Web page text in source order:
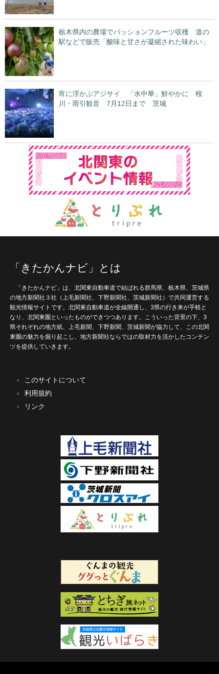
栃木県内の農場でパッションフルーツ収穫 道の
駅などで販売「酸味と甘さが凝縮された味わい」
宵に浮かぶアジサイ 「水中華」鮮やかに 桜
川・雨引観音 7月12日まで 茨城
「きたかんナビ」とは
「きたかんナビ」は、北関東自動車道で結ばれる群馬県、栃木県、茨城県
の地方新聞社３社（上毛新聞社、下野新聞社、茨城新聞社）で共同運営する
観光情報サイトです。北関東自動車道が全線開通し、3県の行き来が手軽と
なり、北関東圏といったものができつつあります。こういった背景の下、3
県それぞれの地方紙、上毛新聞、下野新聞、茨城新聞が協力して、この北関
東圏の魅力を掘り起こし、地方新聞社ならではの取材力を活かしたコンテン
ツを提供していきます。
このサイトについて
利用規約
リンク